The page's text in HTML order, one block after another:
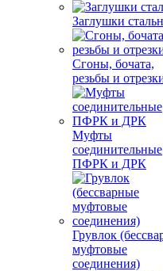
Заглушки
Сгоны, бочата,
резьбы и
Муфты
соединительные
ПФРК и ДРК
Грувлок
муфтовые
соединения)